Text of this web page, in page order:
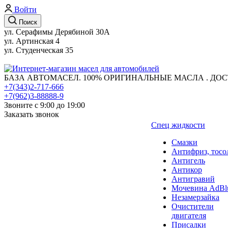
Войти
Поиск
ул. Серафимы Дерябиной 30А
ул. Артинская 4
ул. Студенческая 35
БАЗА АВТОМАСЕЛ. 100% ОРИГИНАЛЬНЫЕ МАСЛА .
+7(343)2-717-666
+7(962)3-88888-9
Звоните с 9:00 до 19:00
Заказать звонок
Спец жидкости
Смазки
Антифриз,
Антигель
Антикор
Антигравий
Мочевина
Незамерзайка
Очистители
двигателя
Присадки